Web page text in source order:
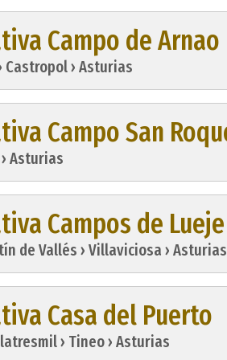
Campo de Arnao
Castropol › Asturias
Campo San
Asturias
Campos de Lueje
de Vallés › Villaviciosa › Asturias
Casa del Puerto
› Tineo › Asturias